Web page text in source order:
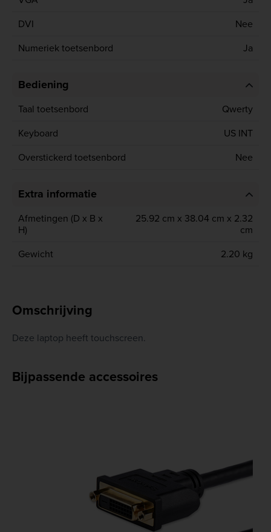
DVI
Nee
Numeriek toetsenbord
Ja
Bediening
Taal toetsenbord
Qwerty
Keyboard
US INT
Overstickerd toetsenbord
Nee
Extra informatie
Afmetingen (D x B x
H)
25.92 cm x 38.04 cm x 2.32
cm
Gewicht
2.20 kg
Omschrijving
Deze laptop heeft touchscreen.
Bijpassende accessoires